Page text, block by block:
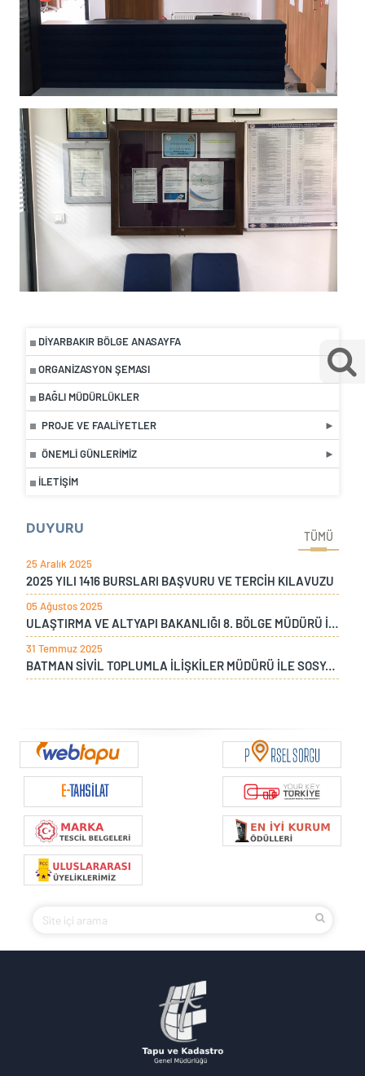
DIYARBAKIR BÖLGE ANASAYFA
ORGANIZASYON ŞEMASI
BAĞLI MÜDÜRLÜKLER
PROJE VE FAALIYETLER
ÖNEMLI GÜNLERIMIZ
İLETIŞIM
DUYURU
TÜMÜ
25 Aralık 2025
2025 YILI 1416 BURSLARI BAŞVURU VE TERCİH KILAVUZU
05 Ağustos 2025
ULAŞTIRMA VE ALTYAPI BAKANLIĞI 8. BÖLGE MÜDÜRÜ İLE ÇAYKUR DİYARBAKIR BÖLGE MÜDÜRÜNÜN BÖLGE MÜDÜRLÜĞÜMÜZÜ ZİYARETİ
31 Temmuz 2025
BATMAN SİVİL TOPLUMLA İLİŞKİLER MÜDÜRÜ İLE SOSYAL YARDIMLAŞMA MÜDÜRÜNÜN BÖLGE MÜDÜRLÜĞÜMÜZÜ ZİYARETİ